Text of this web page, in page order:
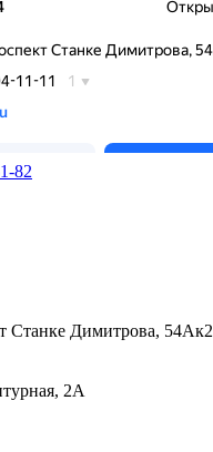
82
Станке Димитрова, 54Ак2
2А